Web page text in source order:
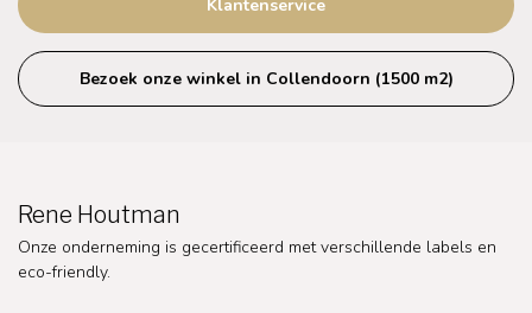
Klantenservice
Bezoek onze winkel in Collendoorn (1500 m2)
Rene Houtman
Onze onderneming is gecertificeerd met verschillende labels en
eco-friendly.